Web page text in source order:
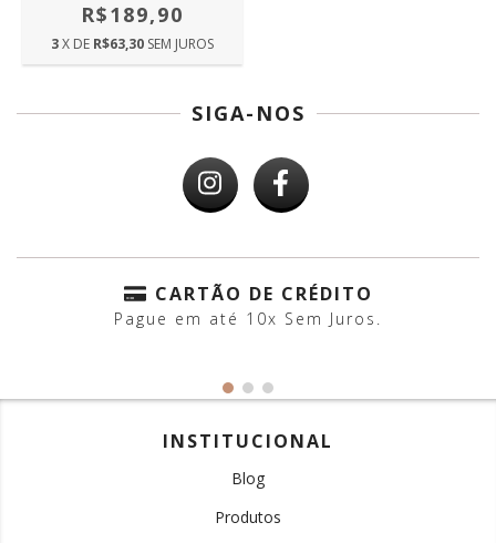
R$189,90
3X DE R$63,30 SEM JUROS
SIGA-NOS
CARTÃO DE CRÉDITO
Pague em até 10x Sem Juros.
INSTITUCIONAL
Blog
Produtos